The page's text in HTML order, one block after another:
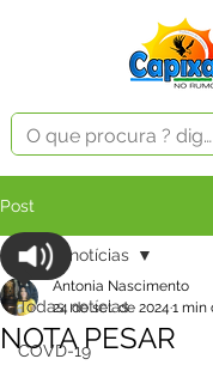
Post
Todas notícias
COVD-19
Todas notícias
NOTA PESAR
Antonia Nascimento
24 de set. de 2024 1 min